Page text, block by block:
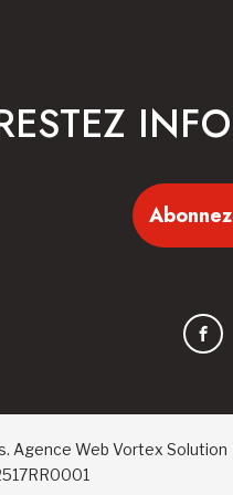
Agence Web Vortex Solution